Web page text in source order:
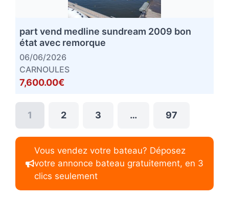
part vend medline sundream 2009 bon
état avec remorque
06/06/2026
CARNOULES
7,600.00€
1 2 3 … 97
Vous vendez votre bateau? Déposez
votre annonce bateau gratuitement, en 3
clics seulement